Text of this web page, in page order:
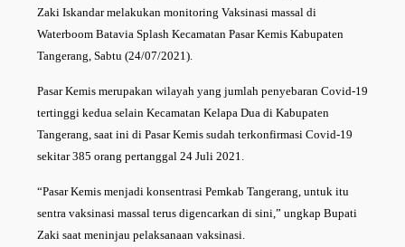
Zaki Iskandar melakukan monitoring Vaksinasi massal di
Waterboom Batavia Splash Kecamatan Pasar Kemis Kabupaten
Tangerang, Sabtu (24/07/2021).
Pasar Kemis merupakan wilayah yang jumlah penyebaran Covid-19
tertinggi kedua selain Kecamatan Kelapa Dua di Kabupaten
Tangerang, saat ini di Pasar Kemis sudah terkonfirmasi Covid-19
sekitar 385 orang pertanggal 24 Juli 2021.
“Pasar Kemis menjadi konsentrasi Pemkab Tangerang, untuk itu
sentra vaksinasi massal terus digencarkan di sini,” ungkap Bupati
Zaki saat meninjau pelaksanaan vaksinasi.